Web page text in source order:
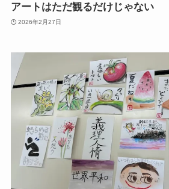
アートはただ観るだけじゃない
2026年2月27日